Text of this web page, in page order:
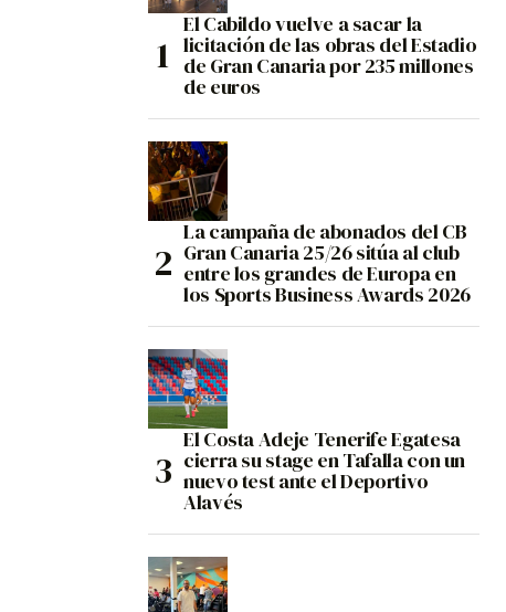
El Cabildo vuelve a sacar la
licitación de las obras del Estadio
de Gran Canaria por 235 millones
de euros
La campaña de abonados del CB
Gran Canaria 25/26 sitúa al club
entre los grandes de Europa en
los Sports Business Awards 2026
El Costa Adeje Tenerife Egatesa
cierra su stage en Tafalla con un
nuevo test ante el Deportivo
Alavés